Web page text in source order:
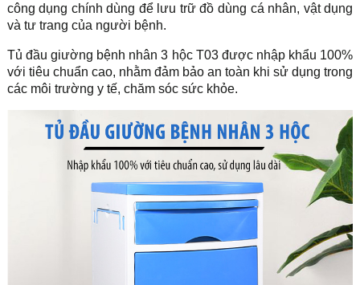
công dụng chính dùng để lưu trữ đồ dùng cá nhân, vật dụng
và tư trang của người bệnh.
Tủ đầu giường bệnh nhân 3 hộc T03 được nhập khẩu 100%
với tiêu chuẩn cao, nhằm đảm bảo an toàn khi sử dụng trong
các môi trường y tế, chăm sóc sức khỏe.